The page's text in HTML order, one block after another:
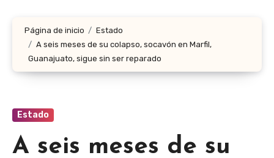
Página de inicio
Estado
A seis meses de su colapso, socavón en Marfil,
Guanajuato, sigue sin ser reparado
Estado
A seis meses de su